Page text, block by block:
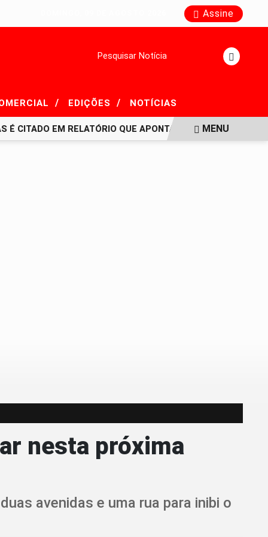
Assine
Pesquisar Notícia
/ EDIÇÕES / NOTÍCIAS
EM RELATÓRIO QUE APONTA FALTA DEMENU
nesta próxima
avenidas e uma rua para inibi o